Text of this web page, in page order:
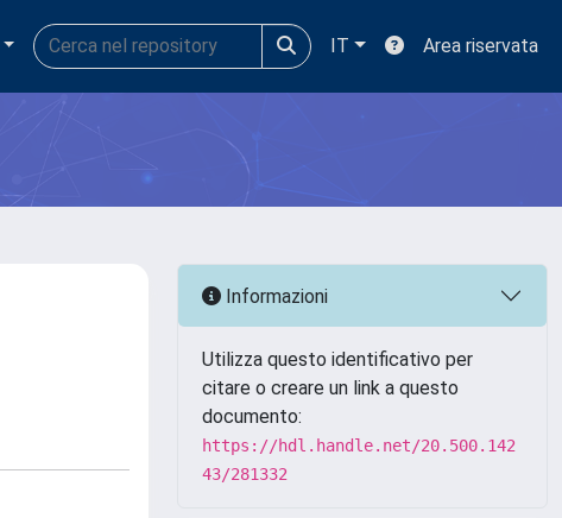
IT Area riservata
Informazioni
Utilizza questo identificativo per
citare o creare un link a questo
documento:
https://hdl.handle.net/20.500.142
43/281332